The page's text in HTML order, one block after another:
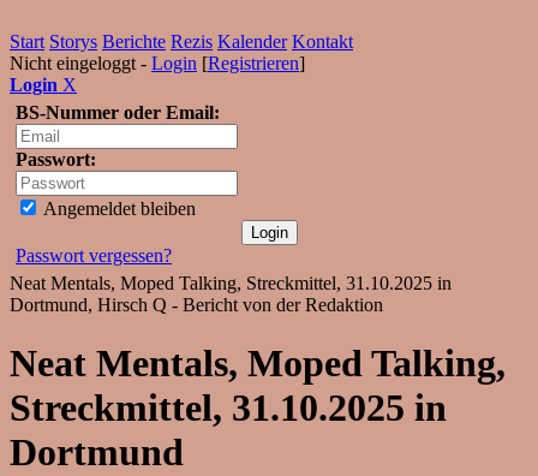
Start Storys Berichte Rezis Kalender Kontakt
Nicht eingeloggt - Login [Registrieren]
Login X
BS-Nummer oder Email:
Passwort:
Angemeldet bleiben
Passwort vergessen?
Neat Mentals, Moped Talking, Streckmittel, 31.10.2025 in
Dortmund, Hirsch Q - Bericht von der Redaktion
Neat Mentals, Moped Talking,
Streckmittel, 31.10.2025 in
Dortmund